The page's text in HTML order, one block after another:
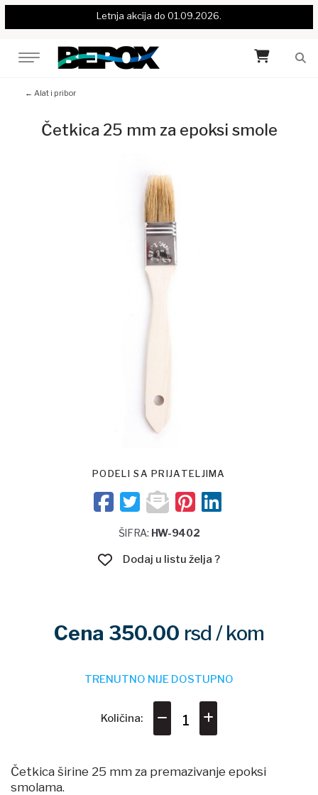
Letnja akcija do 01.09.2026.
← Alat i pribor
Četkica 25 mm za epoksi smole
PODELI SA PRIJATELJIMA
ŠIFRA: HW-9402
Dodaj u listu želja ?
Cena 350.00 rsd / kom
TRENUTNO NIJE DOSTUPNO
Količina:
Četkica širine 25 mm za premazivanje epoksi
smolama.